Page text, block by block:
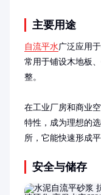
主要用途
自流平水广泛应用
常用于铺设木地板
整。
在工业厂房和商业
特性，成为理想的
所，它能快速形成
安全与储存